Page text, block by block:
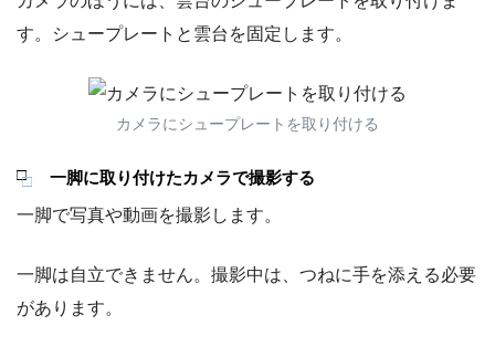
す。シュープレートと雲台を固定します。
カメラにシュープレートを取り付ける
一脚に取り付けたカメラで撮影する
一脚で写真や動画を撮影します。
一脚は自立できません。撮影中は、つねに手を添える必要
があります。